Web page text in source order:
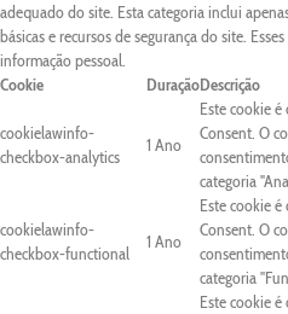
adequado do site. Esta categoria inclui
básicas e recursos de segurança do site.
informação pessoal.
Cookie
DuraçãoDescrição
cookielawinfo-
checkbox-analytics
1 Ano
Este cookie
Consent. O
categoria
cookielawinfo-
checkbox-functional
1 Ano
Este cookie
Consent. O
categoria
Este cookie